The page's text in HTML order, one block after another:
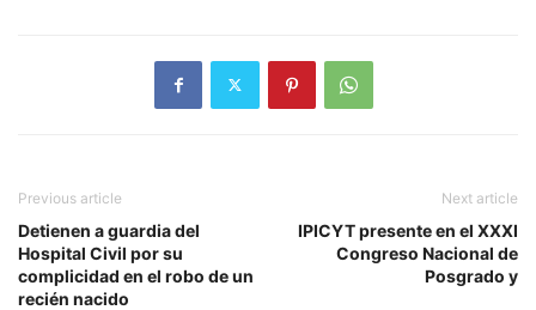
Previous article
Detienen a guardia del
Hospital Civil por su
complicidad en el robo de un
recién nacido
Next article
IPICYT presente en el XXXI
Congreso Nacional de
Posgrado y